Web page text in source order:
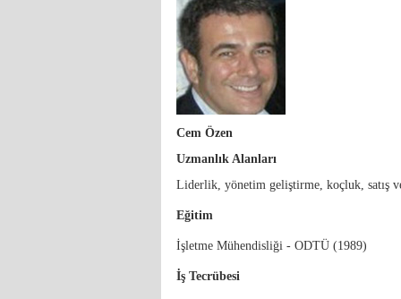
Cem Özen
Uzmanlık Alanları
Liderlik, yönetim geliştirme, koçluk, satış
Eğitim
İşletme Mühendisliği - ODTÜ (1989)
İş Tecrübesi